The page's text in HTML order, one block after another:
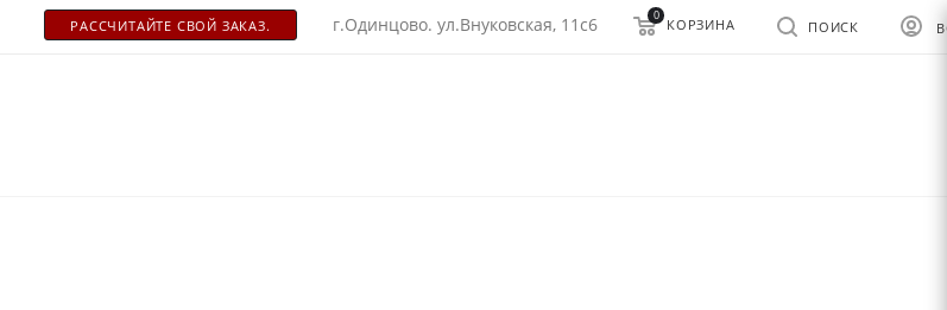
РАСCЧИТАЙТЕ СВОЙ ЗАКАЗ. г.Одинцово. ул.Внуковская, 11с6 ПОИСК
0
КОРЗИНА